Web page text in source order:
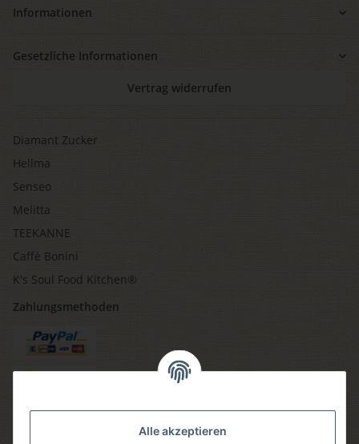
Alle akzeptieren
Informationen
Gesetzliche Informationen
Vertrag widerrufen
Diamant Zucker
Hellma
Senseo
Melitta
TEEKANNE
Caffè Bonini
K's Soul Food Kitchen®
Zahlungsmethoden
Versandmethoden